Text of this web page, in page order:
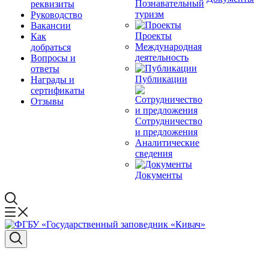
реквизиты
Руководство
Вакансии
Как
добраться
Вопросы и
ответы
Награды и
сертификаты
Отзывы
Познавательный
туризм
Проекты
Международная
деятельность
Публикации
Сотрудничество
и предложения
Аналитические
сведения
Документы